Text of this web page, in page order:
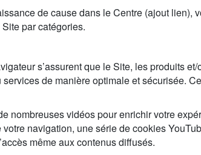
de cause dans le Centre (ajout lien),
par catégories.
s’assurent que le Site, les produits
de manière optimale et sécurisée.
nombreuses vidéos pour enrichir votre
navigation, une série de cookies
même aux contenus diffusés.